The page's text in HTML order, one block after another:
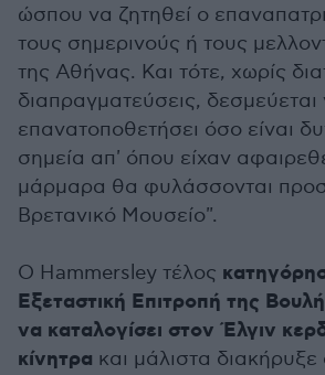
ώσπου να ζητηθεί ο
τους σημερινούς ή τους
της Αθήνας. Και τότε, χωρίς
διαπραγματεύσεις, δεσμεύεται
επανατοποθετήσει όσο είναι
σημεία απ' όπου είχαν
μάρμαρα θα φυλάσσονται
Βρετανικό Μουσείο".
O Hammersley τέλος
Εξεταστική Επιτροπή της
να καταλογίσει στον Έλγιν
κίνητρα και μάλιστα διακήρυξε